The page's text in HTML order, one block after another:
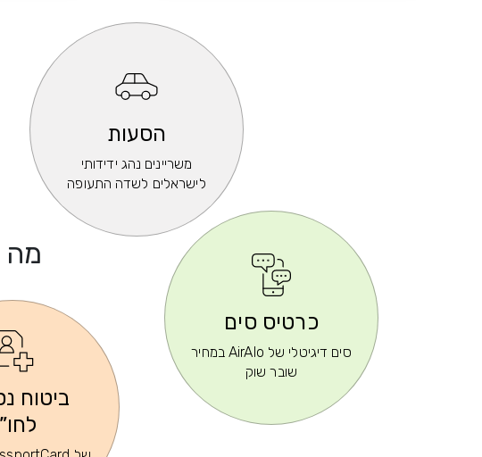
הסעות
משריינים נהג ידידותי
לישראלים לשדה התעופה
מה
כרטיס סים
סים דיגיטלי של AirAlo במחיר
שובר שוק
ביטוח